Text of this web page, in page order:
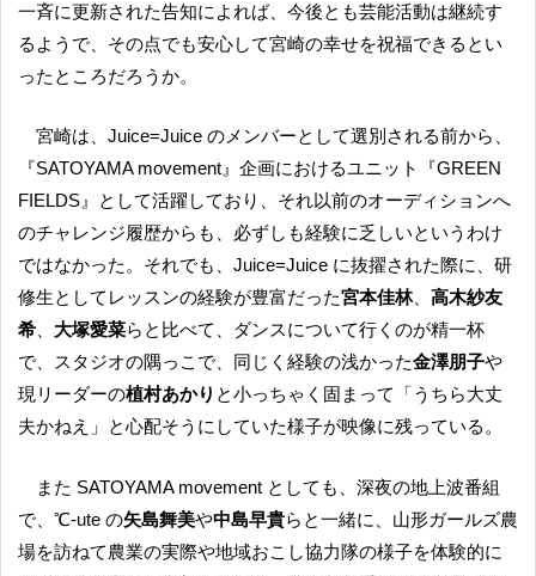
一斉に更新された告知によれば、今後とも芸能活動は継続す
るようで、その点でも安心して宮崎の幸せを祝福できるとい
ったところだろうか。
宮崎は、Juice=Juice のメンバーとして選別される前から、
『SATOYAMA movement』企画におけるユニット『GREEN
FIELDS』として活躍しており、それ以前のオーディションへ
のチャレンジ履歴からも、必ずしも経験に乏しいというわけ
ではなかった。それでも、Juice=Juice に抜擢された際に、研
修生としてレッスンの経験が豊富だった宮本佳林、 高木紗友
希、 大塚愛菜らと比べて、ダンスについて行くのが精一杯
で、スタジオの隅っこで、同じく経験の浅かった金澤朋子や
現リーダーの植村あかり と小っちゃく固まって「うちら大丈
夫かねえ」と心配そうにしていた様子が映像に残っている。
また SATOYAMA movement としても、深夜の地上波番組
で、℃-ute の矢島舞美や中島早貴らと一緒に、山形ガールズ農
場を訪ねて農業の実際や地域おこし協力隊の様子を体験的に